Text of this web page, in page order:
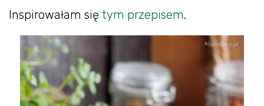
Inspirowałam się tym przepisem.